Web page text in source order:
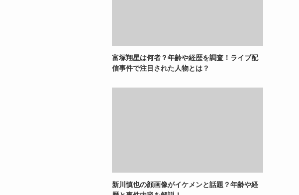
富塚翔星は何者？年齢や経歴を調査！ライブ配
信事件で注目された人物とは？
新川慎也の顔画像がイケメンと話題？年齢や経